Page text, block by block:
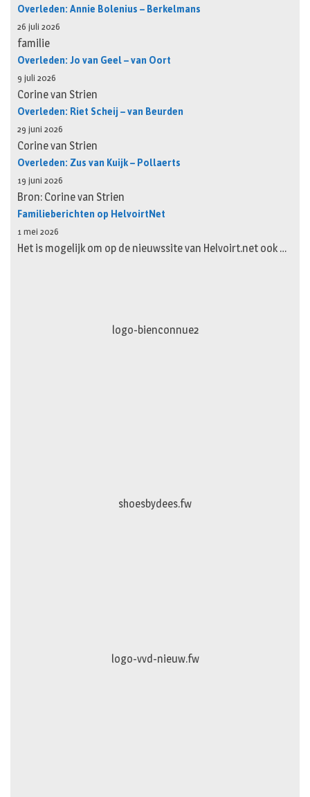
Overleden: Annie Bolenius – Berkelmans
26 juli 2026
familie
Overleden: Jo van Geel – van Oort
9 juli 2026
Corine van Strien
Overleden: Riet Scheij – van Beurden
29 juni 2026
Corine van Strien
Overleden: Zus van Kuijk – Pollaerts
19 juni 2026
Bron: Corine van Strien
Familieberichten op HelvoirtNet
1 mei 2026
Het is mogelijk om op de nieuwssite van Helvoirt.net ook …
logo-bienconnue2
shoesbydees.fw
logo-vvd-nieuw.fw